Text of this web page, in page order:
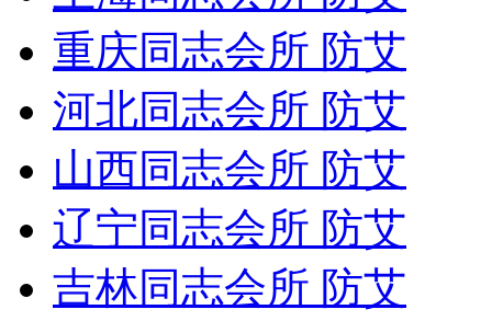
重庆同志会所 防艾
河北同志会所 防艾
山西同志会所 防艾
辽宁同志会所 防艾
吉林同志会所 防艾